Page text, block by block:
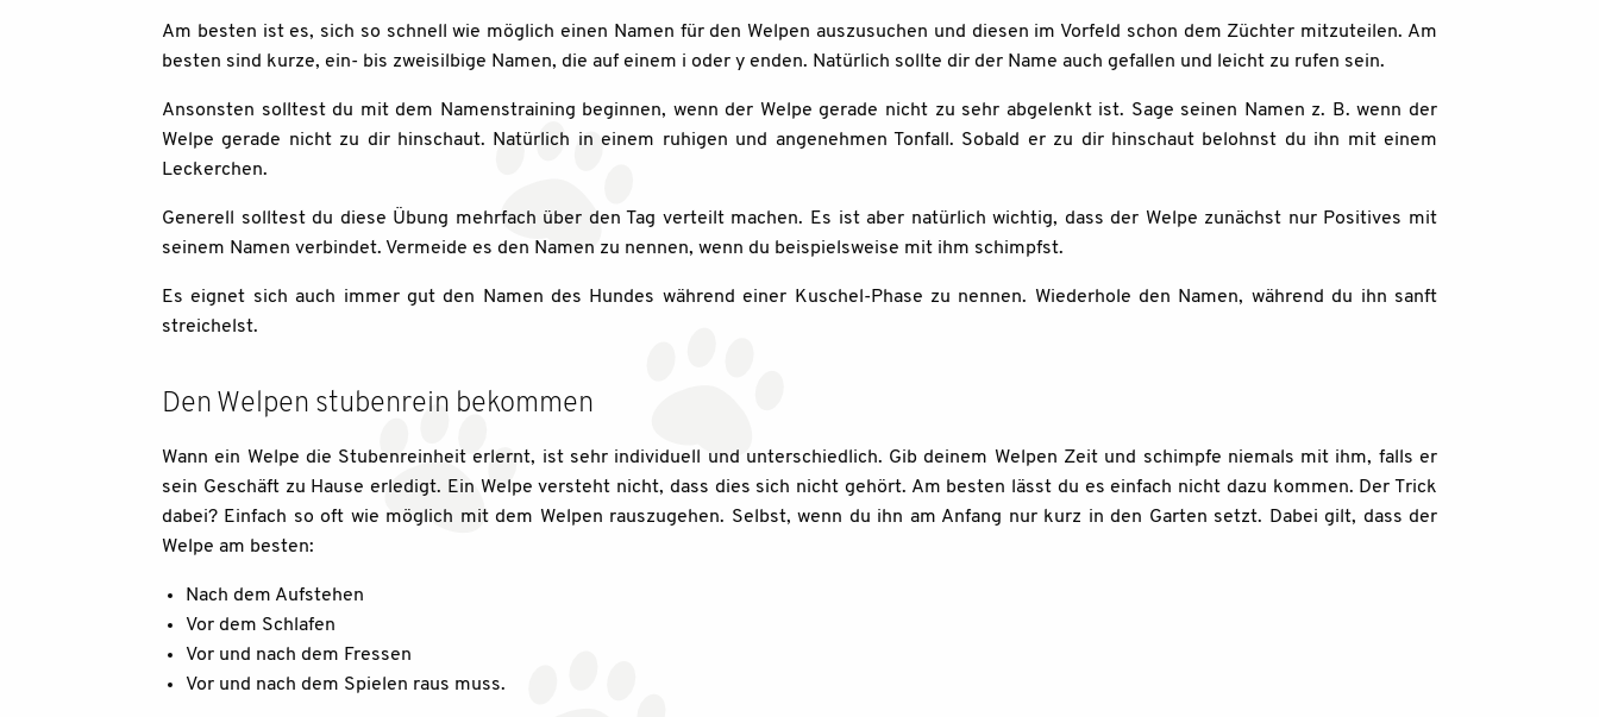
Am besten ist es, sich so schnell wie möglich einen Namen für den Welpen auszusuchen und diesen im Vorfeld schon dem Züchter mitzuteilen. Am
besten sind kurze, ein- bis zweisilbige Namen, die auf einem i oder y enden. Natürlich sollte dir der Name auch gefallen und leicht zu rufen sein.
Ansonsten solltest du mit dem Namenstraining beginnen, wenn der Welpe gerade nicht zu sehr abgelenkt ist. Sage seinen Namen z. B. wenn der
Welpe gerade nicht zu dir hinschaut. Natürlich in einem ruhigen und angenehmen Tonfall. Sobald er zu dir hinschaut belohnst du ihn mit einem
Leckerchen.
Generell solltest du diese Übung mehrfach über den Tag verteilt machen. Es ist aber natürlich wichtig, dass der Welpe zunächst nur Positives mit
seinem Namen verbindet. Vermeide es den Namen zu nennen, wenn du beispielsweise mit ihm schimpfst.
Es eignet sich auch immer gut den Namen des Hundes während einer Kuschel-Phase zu nennen. Wiederhole den Namen, während du ihn sanft
streichelst.
Den Welpen stubenrein bekommen
Wann ein Welpe die Stubenreinheit erlernt, ist sehr individuell und unterschiedlich. Gib deinem Welpen Zeit und schimpfe niemals mit ihm, falls er
sein Geschäft zu Hause erledigt. Ein Welpe versteht nicht, dass dies sich nicht gehört. Am besten lässt du es einfach nicht dazu kommen. Der Trick
dabei? Einfach so oft wie möglich mit dem Welpen rauszugehen. Selbst, wenn du ihn am Anfang nur kurz in den Garten setzt. Dabei gilt, dass der
Welpe am besten:
Nach dem Aufstehen
Vor dem Schlafen
Vor und nach dem Fressen
Vor und nach dem Spielen raus muss.